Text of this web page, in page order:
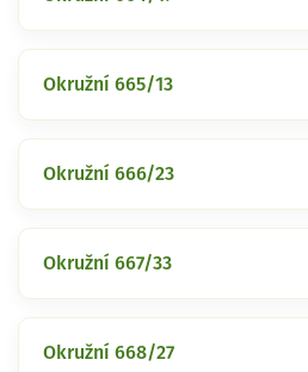
Okružní 665/13
Okružní 666/23
Okružní 667/33
Okružní 668/27